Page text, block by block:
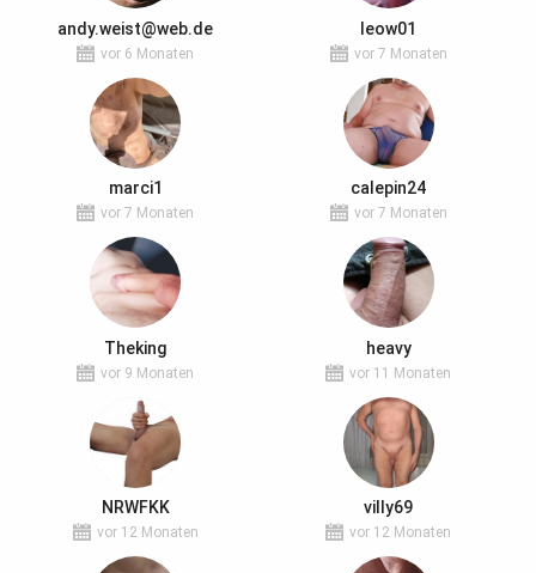
andy.weist@web.de
vor 6 Monaten
leow01
vor 7 Monaten
marci1
vor 7 Monaten
calepin24
vor 7 Monaten
Theking
vor 9 Monaten
heavy
vor 11 Monaten
NRWFKK
vor 12 Monaten
villy69
vor 12 Monaten